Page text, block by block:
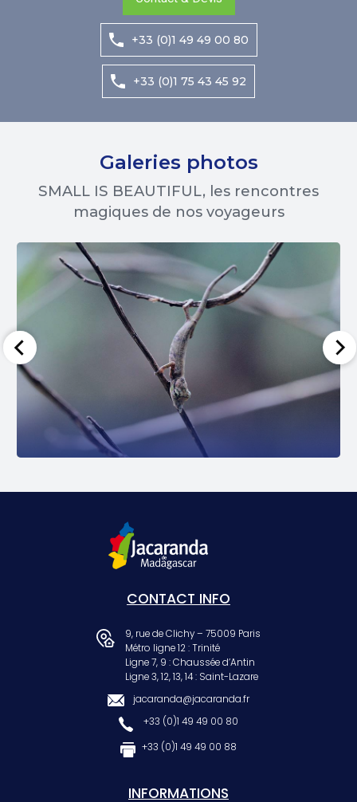
+33 (0)1 49 49 00 80
+33 (0)1 75 43 45 92
Galeries photos
SMALL IS BEAUTIFUL, les rencontres
magiques de nos voyageurs
CONTACT INFO
9, rue de Clichy – 75009 Paris
Métro ligne 12 : Trinité
Ligne 7, 9 : Chaussée d’Antin
Ligne 3, 12, 13, 14 : Saint-Lazare
jacaranda@jacaranda.fr
+33 (0)1 49 49 00 80
+33 (0)1 49 49 00 88
INFORMATIONS